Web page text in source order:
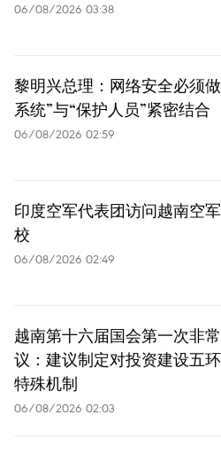
06/08/2026 03:38
黎明兴总理：网络安全必须
系统”与“保护人员”紧密结合
06/08/2026 02:59
印度空军代表团访问越南空
校
06/08/2026 02:49
越南第十六届国会第一次非
议：建议制定对投资建设五
特殊机制
06/08/2026 02:03